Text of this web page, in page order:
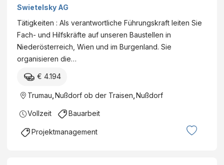
Hochbau NÖ / Burgenland Eintritt per: ab sofort
Details
Swietelsky AG
Tätigkeiten : Als verantwortliche Führungskraft leiten Sie
Fach- und Hilfskräfte auf unseren Baustellen in
Niederösterreich, Wien und im Burgenland. Sie
organisieren die…
€ 4.194
Trumau Nußdorf ob der Traisen Nußdorf
Vollzeit Bauarbeit
Projektmanagement